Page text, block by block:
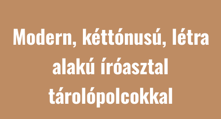
Modern, kéttónusú, létra
alakú íróasztal
tárolópolcokkal